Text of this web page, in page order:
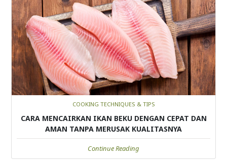
COOKING TECHNIQUES & TIPS
CARA MENCAIRKAN IKAN BEKU DENGAN CEPAT DAN
AMAN TANPA MERUSAK KUALITASNYA
Continue Reading